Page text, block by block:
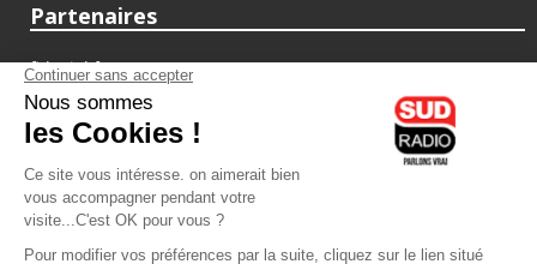
Partenaires
fiducial.fr
lyoncapitale.fr
olympique-et-lyonnais.com
L'application Iphone / Android
Téléchargez l'application